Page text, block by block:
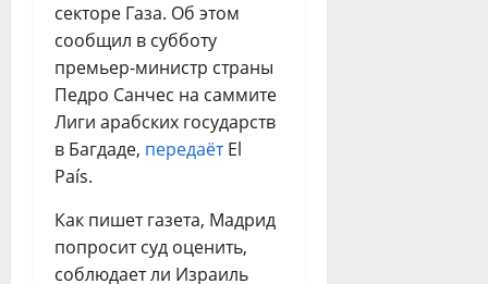
секторе Газа. Об этом
сообщил в субботу
премьер-министр страны
Педро Санчес на саммите
Лиги арабских государств
в Багдаде, передаётEl
País.
Как пишет газета, Мадрид
попросит суд оценить,
соблюдает ли Израиль